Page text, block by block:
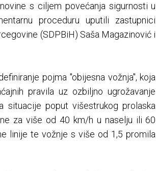
s ciljem povećanja sigurnosti u
proceduru uputili zastupnici
(SDPBiH) Saša Magazinović i
pojma "obijesna vožnja", koja
pravila uz ozbiljno ugrožavanje
situacije poput višestrukog prolaska
za više od 40 km/h u naselju ili 60
linije te vožnje s više od 1,5 promila